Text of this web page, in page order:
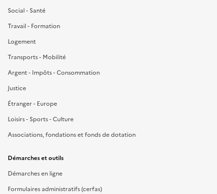
Social - Santé
Travail - Formation
Logement
Transports - Mobilité
Argent - Impôts - Consommation
Justice
Étranger - Europe
Loisirs - Sports - Culture
Associations, fondations et fonds de dotation
Démarches et outils
Démarches en ligne
Formulaires administratifs (cerfas)